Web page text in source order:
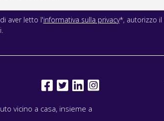
aver letto l'informativa sulla privacy*, autorizzo
vicino a casa, insieme a